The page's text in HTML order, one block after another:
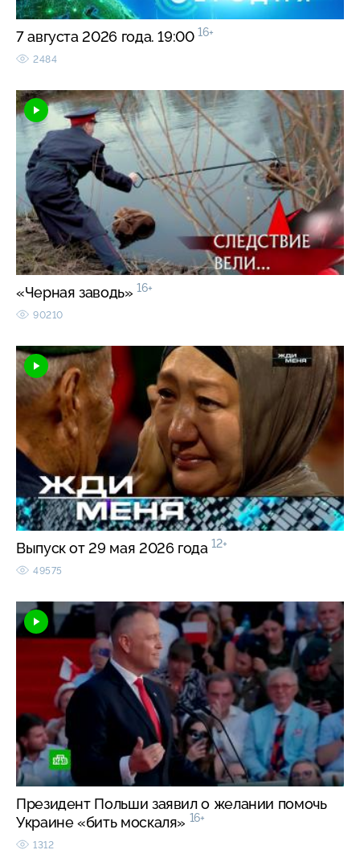
7 августа 2026 года. 19:00 16+
2484
«Черная заводь» 16+
90210
Выпуск от 29 мая 2026 года 12+
49575
Президент Польши заявил о желании помочь
Украине «бить москаля» 16+
1312